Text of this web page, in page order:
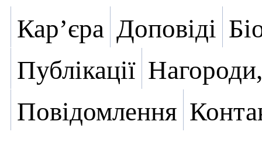
Кар’єра Доповіді
Публікації
Повідомлення